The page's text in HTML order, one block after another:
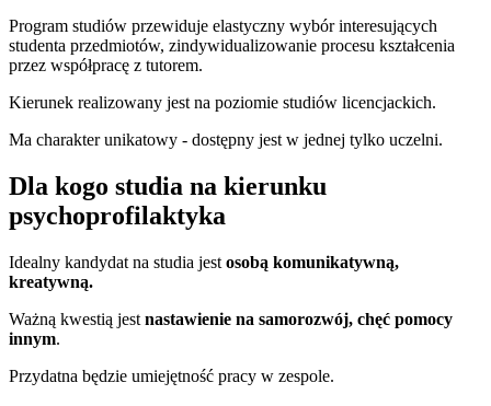
Program studiów przewiduje elastyczny wybór interesujących
studenta przedmiotów, zindywidualizowanie procesu kształcenia
przez współpracę z tutorem.
Kierunek realizowany jest na poziomie studiów licencjackich.
Ma charakter unikatowy - dostępny jest w jednej tylko uczelni.
Dla kogo studia na kierunku
psychoprofilaktyka
Idealny kandydat na studia jest osobą komunikatywną,
kreatywną.
Ważną kwestią jest nastawienie na samorozwój, chęć pomocy
innym.
Przydatna będzie umiejętność pracy w zespole.